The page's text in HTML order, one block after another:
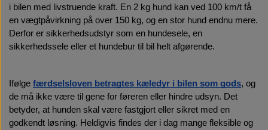
i bilen med livstruende kraft. En 2 kg hund kan ved 100 km/t få
en vægtpåvirkning på over 150 kg, og en stor hund endnu mere.
Derfor er sikkerhedsudstyr som en hundesele, en
sikkerhedssele eller et hundebur til bil helt afgørende.
Ifølge færdselsloven betragtes kæledyr i bilen som gods, og
de må ikke være til gene for føreren eller hindre udsyn. Det
betyder, at hunden skal være fastgjort eller sikret med en
godkendt løsning. Heldigvis findes der i dag mange fleksible og